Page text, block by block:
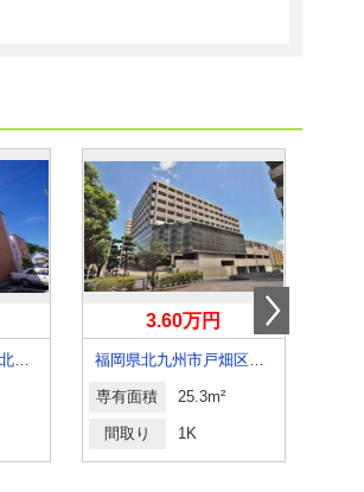
福岡県北九州市小倉北区新高田１
3.60万円
福岡県北九州市戸畑区中原東３
専有面積 25.3m²
間取り 1K